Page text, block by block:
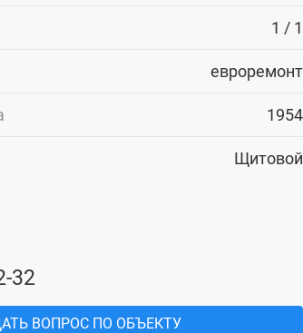
1 / 1
евроремонт
1954
Щитовой
32
ВОПРОС ПО ОБЪЕКТУ